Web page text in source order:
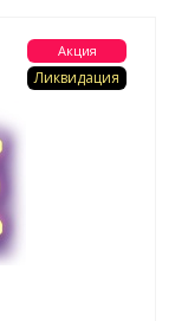
Акция
Ликвидация